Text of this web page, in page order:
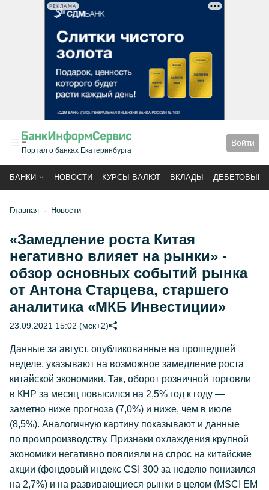
РЕКЛАМА
Портал о банках Екатеринбурга
Войти
БАНКИ НОВОСТИ КУРСЫ ВАЛЮТ ВКЛАДЫ ДЕБЕТОВЫЕ
Главная Новости
«Замедление роста Китая
негативно влияет на рынки» -
обзор основных событий рынка
от Антона Старцева, старшего
аналитика «МКБ Инвестиции»
23.09.2021 15:02 (мск+2)
Данные за август, опубликованные на прошедшей
неделе, указывают на возможное замедление роста
китайской экономики. Так, оборот розничной торговли
в КНР за месяц повысился на 2,5% год к году —
заметно ниже прогноза (7,0%) и ниже, чем в июле
(8,5%). Аналогичную картину показывают и данные
по промпроизводству. Признаки охлаждения крупной
экономики негативно повлияли на спрос на китайские
акции (фондовый индекс CSI 300 за неделю понизился
на 2,7%) и на развивающиеся рынки в целом (MSCI EM